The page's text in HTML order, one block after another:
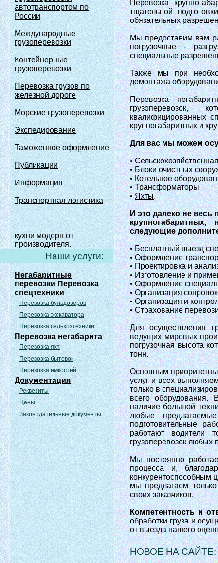
автотранспортом по
России
Международные
грузоперевозки
Контейнерные
грузоперевозки
Перевозка грузов по
железной дороге
Морские грузоперевозки
Экспедирование
Таможенное оформление
Публикации
Информация
Транспортная логистика
кухни модерн от
производителя.
Наши услуги:
Негабаритные
перевозки Перевозка
спецтехники
Перевозка бульдозеров
Перевозка экскаватора
Перевозка сельхозтехники
Перевозка негабарита
Перевозка яхт
Перевозка бытовок
Перевозка емкостей
Документация
Реквезиты
Цены
Законодательные документы
Перевозка
тщательной
обязательных
Мы предоставим вам
погрузочные -
специальные
Также мы при
демонтажа
Перевозка
грузоперевозок,
квалифицированных
крупногабаритных и
Для вас мы можем
•Сельскохозяйственная
• Блоки очистных
• Котельное
• Трансформаторы.
•Яхты.
И это далеко не весь
следующие
• Бесплатный выезд
• Оформление
• Проектировка и
• Изготовление и
• Оформление
• Организация
• Организация и
• Страхование
Для осуществления
ведущих мировых
погрузочная высота
тонн.
Основным
услуг и всех
только в
всего оборудования.
наличие большой
любые
подготовительные
работают водители
грузоперевозок любых
Мы постоянно
процесса и,
конкурентоспособным
мы предлагаем
своих заказчиков.
Компетентность и
обработки груза и
от выезда нашего
НОВОЕ НА САЙТЕ: